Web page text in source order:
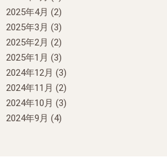
2025年4月 (2)
2025年3月 (3)
2025年2月 (2)
2025年1月 (3)
2024年12月 (3)
2024年11月 (2)
2024年10月 (3)
2024年9月 (4)